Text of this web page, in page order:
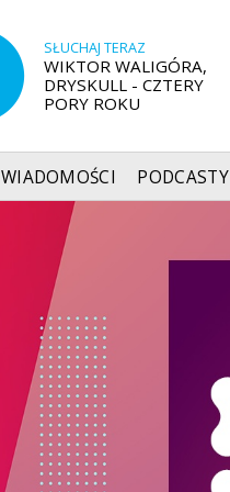
SŁUCHAJ TERAZ
WIKTOR WALIGÓRA,
DRYSKULL - CZTERY
PORY ROKU
WIADOMOŚCI PODCASTY